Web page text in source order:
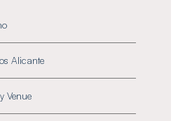
Alicante
Venue